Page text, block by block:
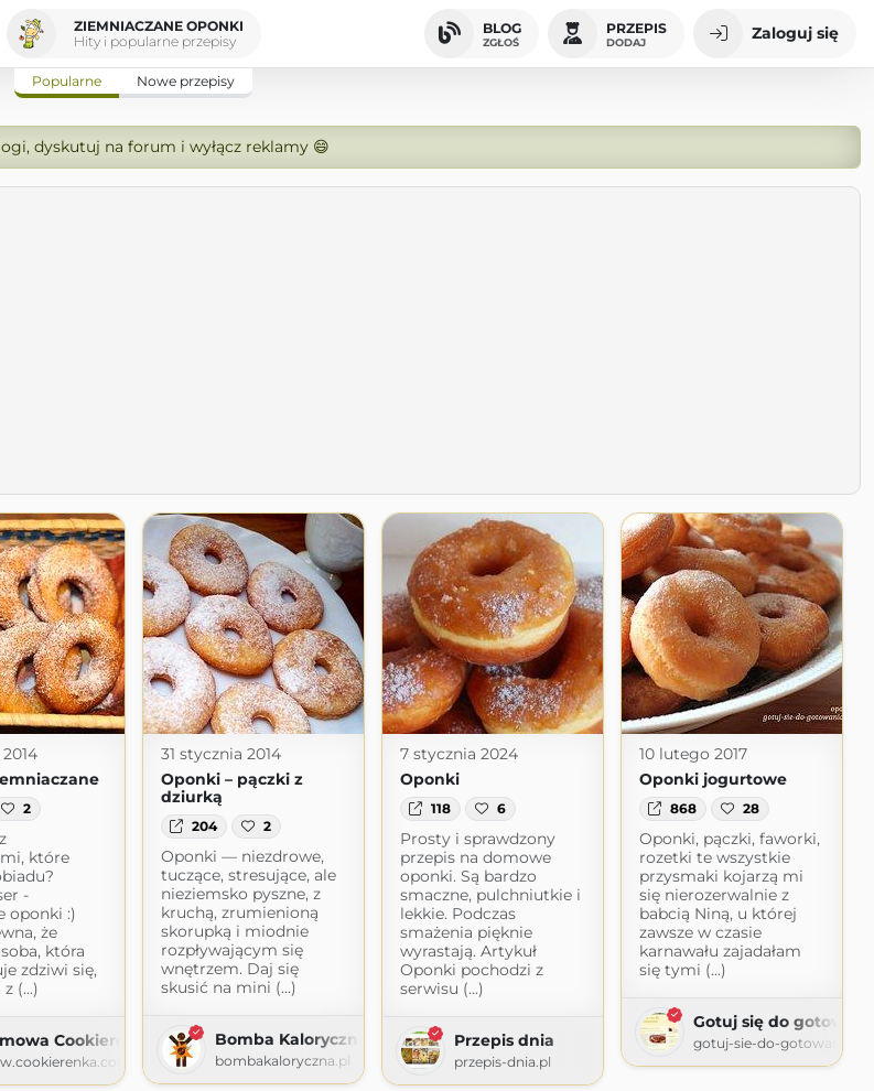
ZIEMNIACZANE OPONKI
Hity i popularne przepisy
BLOG
ZGŁOŚ
PRZEPIS
DODAJ Zaloguj się
Popularne Nowe przepisy
dyskutuj na forum i wyłącz reklamy 😄
2
które
-
oponki :)
że
która
zdziwi się,
(...)
Cookierenka Agi
31 stycznia 2014
Oponki – pączki z
dziurką
204 2
Oponki — niezdrowe,
tuczące, stresujące, ale
nieziemsko pyszne, z
kruchą, zrumienioną
skorupką i miodnie
rozpływającym się
wnętrzem. Daj się
skusić na mini (...)
Bomba Kaloryczna
bombakaloryczna.pl
7 stycznia 2024
Oponki
118 6
Prosty i sprawdzony
przepis na domowe
oponki. Są bardzo
smaczne, pulchniutkie i
lekkie. Podczas
smażenia pięknie
wyrastają. Artykuł
Oponki pochodzi z
serwisu (...)
Przepis dnia
przepis-dnia.pl
10 lutego 2017
Oponki jogurtowe
868 28
Oponki, pączki, faworki,
rozetki te wszystkie
przysmaki kojarzą mi
się nierozerwalnie z
babcią Niną, u której
zawsze w czasie
karnawału zajadałam
się tymi (...)
Gotuj się do
gotuj-sie-do-